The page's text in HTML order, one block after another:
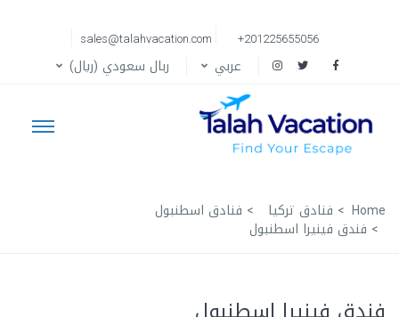
+201225655056
sales@talahvacation.com
عربي ربال سعودي (ريال)
Home فنادق تركيا فنادق اسطنبول
فندق فينيرا اسطنبول